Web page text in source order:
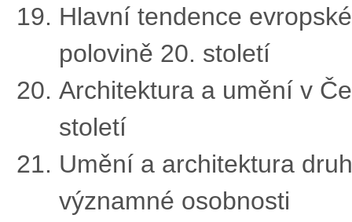
Hlavní tendence
polovině 20. století
Architektura a umění v
století
Umění a architektura
významné osobnosti